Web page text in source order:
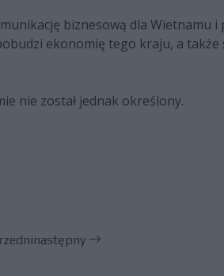
biznesową dla Wietnamu i
ekonomię tego kraju, a także
nie został jednak określony.
następny